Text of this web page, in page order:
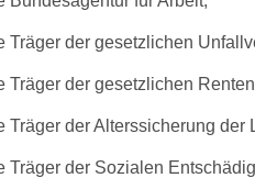
Träger der gesetzlichen
Träger der gesetzlichen
Träger der Alterssicherung der
Träger der Sozialen